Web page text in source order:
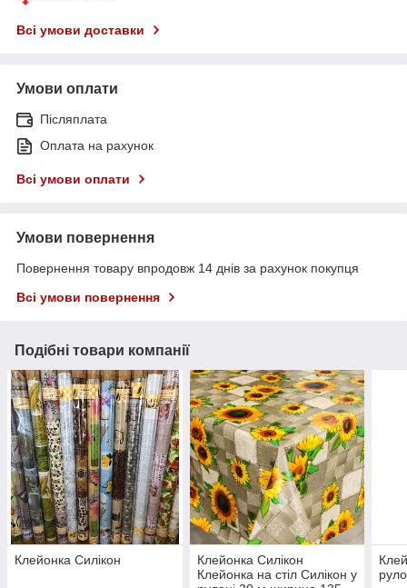
Всі умови доставки
Умови оплати
Післяплата
Оплата на рахунок
Всі умови оплати
Умови повернення
Повернення товару впродовж 14 днів за рахунок покупця
Всі умови повернення
Подібні товари компанії
Клейонка Силікон
Клейонка Силікон
Клейонка на стіл Силікон у